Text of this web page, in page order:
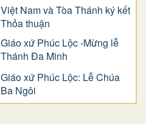
Việt Nam và Tòa Thánh ký kết
Thỏa thuận
Giáo xứ Phúc Lộc -Mừng lễ
Thánh Đa Minh
Giáo xứ Phúc Lộc: Lễ Chúa
Ba Ngôi